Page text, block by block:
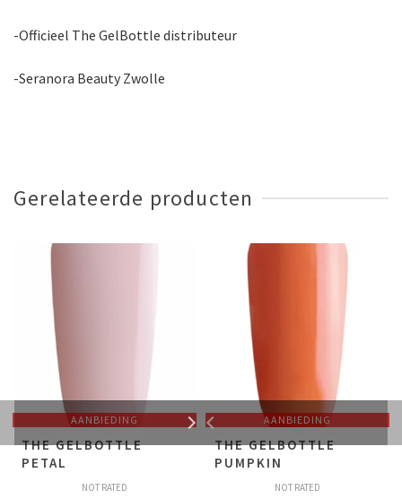
-Officieel The GelBottle distributeur
-Seranora Beauty Zwolle
Gerelateerde producten
AANBIEDING
THE GELBOTTLE
PETAL
NOT RATED
AANBIEDING
THE GELBOTTLE
PUMPKIN
NOT RATED